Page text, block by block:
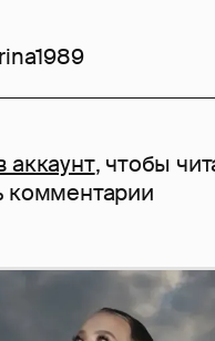
аккаунт, чтобы
комментарии